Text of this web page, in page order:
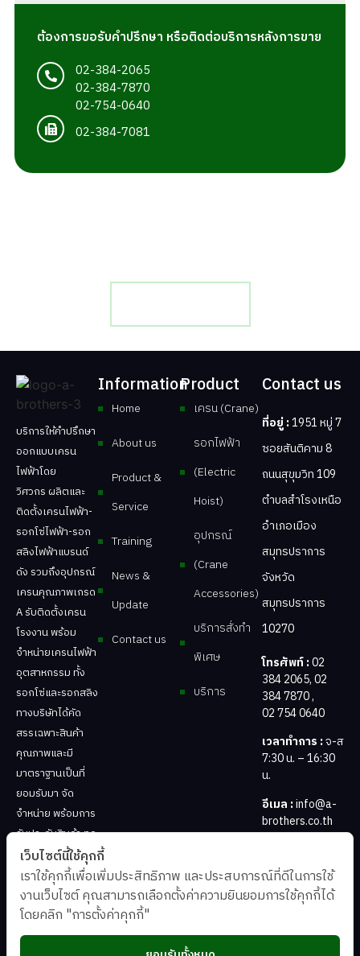
ต้องการขอรับคำปรึกษา หรือติดต่อบริการหลังการขาย
02-384-2065
02-384-7870
02-754-0640
02-384-7081
บริการให้คำปรึกษา
ออกแบบเครน
ไฟฟ้าโดย
วิศวกร ผลิตและ
ติดตั้งเครนไฟฟ้า-
รอกโซ่ไฟฟ้า-รอก
สลิงไฟฟ้าแบรนด์
ดัง รวมถึงอุปกรณ์
เครนคุณภาพเกรด
A รับติดตั้งเครน
โรงงาน พร้อม
จำหน่ายเครนไฟฟ้า
อุตสาหกรรม ทั้ง
รอกโซ่และรอกสลิง
ทางบริษัทได้คัด
สรรเฉพาะสินค้า
คุณภาพและมี
มาตราฐานเป็นที่
ยอมรับมา จัด
จำหน่าย พร้อมการ
รับประกันสินค้า ทุก
ชนิด
Information
Home
About us
Product &
Service
Training
News &
Update
Contact us
Product
เครน (Crane)
รอกไฟฟ้า
(Electric
Hoist)
อุปกรณ์
(Crane
Accessories)
บริการสั่งทำ
พิเศษ
บริการ
Contact us
ที่อยู่ :1951 หมู่ 7
ซอยสันติคาม 8
ถนนสุขุมวิท 109
ตำบลสำโรงเหนือ
อำเภอเมือง
สมุทรปราการ
จังหวัด
สมุทรปราการ
10270
โทรศัพท์ :02
384 2065,02
384 7870,
02 754 0640
เวลาทำการ :จ-ส
7:30 น. – 16:30
น.
อีเมล :info@a-
brothers.co.th
เว็บไซต์นี้ใช้คุกกี้
เราใช้คุกกี้เพื่อเพิ่มประสิทธิภาพ และประสบการณ์ที่ดีในการใช้
งานเว็บไซต์ คุณสามารถเลือกตั้งค่าความยินยอมการใช้คุกกี้ได้
โดยคลิก "การตั้งค่าคุกกี้"